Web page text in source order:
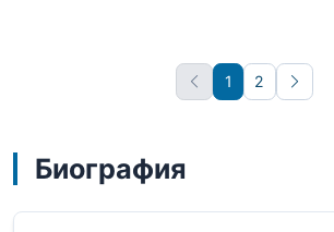
1 2
Вперёд
Биография